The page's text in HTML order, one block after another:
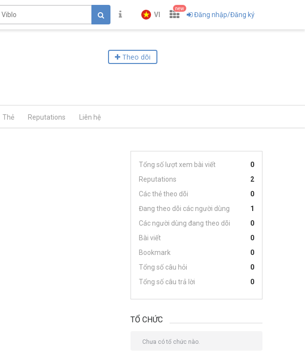
VI
new
Đăng nhập/Đăng ký
Theo dõi
Thẻ Reputations Liên hệ
Tổng số lượt xem bài viết
0
Reputations
2
Các thẻ theo dõi
0
Đang theo dõi các người dùng
1
Các người dùng đang theo dõi
0
Bài viết
0
Bookmark
0
Tổng số câu hỏi
0
Tổng số câu trả lời
0
TỔ CHỨC
Chưa có tổ chức nào.